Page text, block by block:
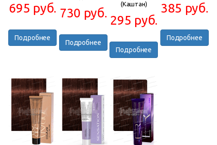
695 руб.
Подробнее
730 руб.
Подробнее
(Каштан)
295 руб.
Подробнее
385 руб.
Подробнее